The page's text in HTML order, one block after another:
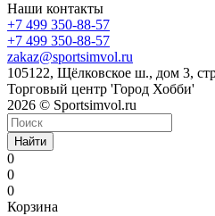
Наши контакты
+7 499 350-88-57
+7 499 350-88-57
zakaz@sportsimvol.ru
105122, Щёлковское ш., дом 3,
Торговый центр 'Город Хобби'
2026 © Sportsimvol.ru
Найти
0
0
0
Корзина